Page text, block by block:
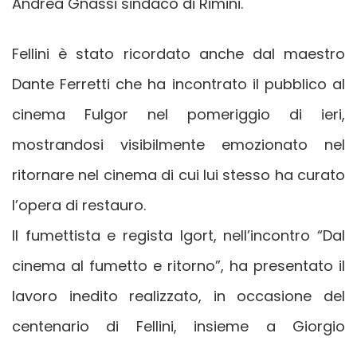
Fellini è stato ricordato anche dal maestro
Dante Ferretti che ha incontrato il pubblico al
cinema Fulgor nel pomeriggio di ieri,
mostrandosi visibilmente emozionato nel
ritornare nel cinema di cui lui stesso ha curato
l’opera di restauro.
Il fumettista e regista Igort, nell’incontro “Dal
cinema al fumetto e ritorno”, ha presentato il
lavoro inedito realizzato, in occasione del
centenario di Fellini, insieme a Giorgio